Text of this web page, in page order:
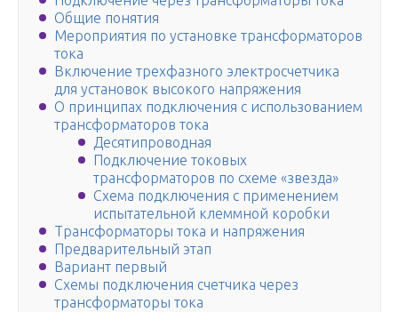
Общие понятия
Мероприятия по установке трансформаторов
тока
Включение трехфазного электросчетчика
для установок высокого напряжения
О принципах подключения с использованием
трансформаторов тока
Десятипроводная
Подключение токовых
трансформаторов по схеме «звезда»
Схема подключения с применением
испытательной клеммной коробки
Трансформаторы тока и напряжения
Предварительный этап
Вариант первый
Схемы подключения счетчика через
трансформаторы тока